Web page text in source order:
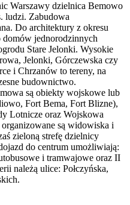
Warszawy dzielnica Bemowo
ludzi. Zabudowa
Do architektury z okresu
domów jednorodzinnych
Stare Jelonki. Wysokie
Jelonki, Górczewska czy
i Chrzanów to tereny, na
budownictwo.
są obiekty wojskowe lub
Fort Bema, Fort Blizne),
Lotnicze oraz Wojskowa
są widowiska i
zieloną strefę dzielnicy
do centrum umożliwiają:
i tramwajowe oraz II
należą ulice: Połczyńska,